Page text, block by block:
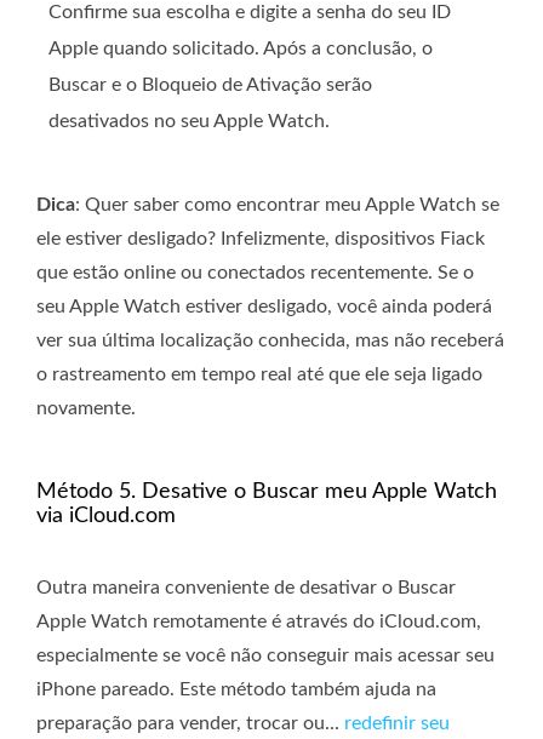
Confirme sua escolha e digite a senha do seu ID
Apple quando solicitado. Após a conclusão, o
Buscar e o Bloqueio de Ativação serão
desativados no seu Apple Watch.
Dica: Quer saber como encontrar meu Apple Watch se
ele estiver desligado? Infelizmente, dispositivos Fiack
que estão online ou conectados recentemente. Se o
seu Apple Watch estiver desligado, você ainda poderá
ver sua última localização conhecida, mas não receberá
o rastreamento em tempo real até que ele seja ligado
novamente.
Método 5. Desative o Buscar meu Apple Watch
via iCloud.com
Outra maneira conveniente de desativar o Buscar
Apple Watch remotamente é através do iCloud.com,
especialmente se você não conseguir mais acessar seu
iPhone pareado. Este método também ajuda na
preparação para vender, trocar ou... redefinir seu